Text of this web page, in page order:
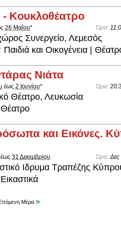
Κουκλοθέατρο
26 Μαΐου* Ώρα:
Συνεργείο, Λεμεσός
Παιδιά και Οικογένεια |
Νιάτα
έως 2 Ιουνίου* Ώρα:
Θέατρο, Λευκωσία
Θέατρο
και Εικόνες.
έως 31 Δεκεμβρίου Ώρα:Δες
Ιδρυμα Τραπέζης
Εικαστικά
Μέρα